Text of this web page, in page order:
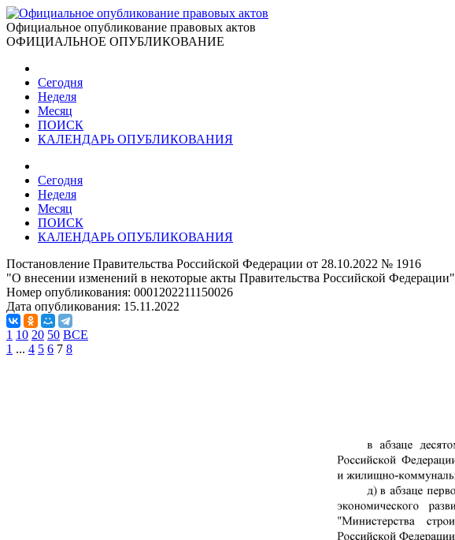
Официальное опубликование правовых актов
ОФИЦИАЛЬНОЕ ОПУБЛИКОВАНИЕ
Сегодня
Неделя
Месяц
ПОИСК
КАЛЕНДАРЬ ОПУБЛИКОВАНИЯ
Сегодня
Неделя
Месяц
ПОИСК
КАЛЕНДАРЬ ОПУБЛИКОВАНИЯ
Постановление Правительства Российской Федерации от 28.10.2022 № 1916
"О внесении изменений в некоторые акты Правительства Российской Федерации"
Номер опубликования: 0001202211150026
Дата опубликования: 15.11.2022
1 10 20 50 ВСЕ
1 ... 4 5 6 7 8